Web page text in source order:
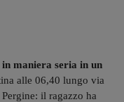
maniera seria in un
alle 06,40 lungo via
il ragazzo ha